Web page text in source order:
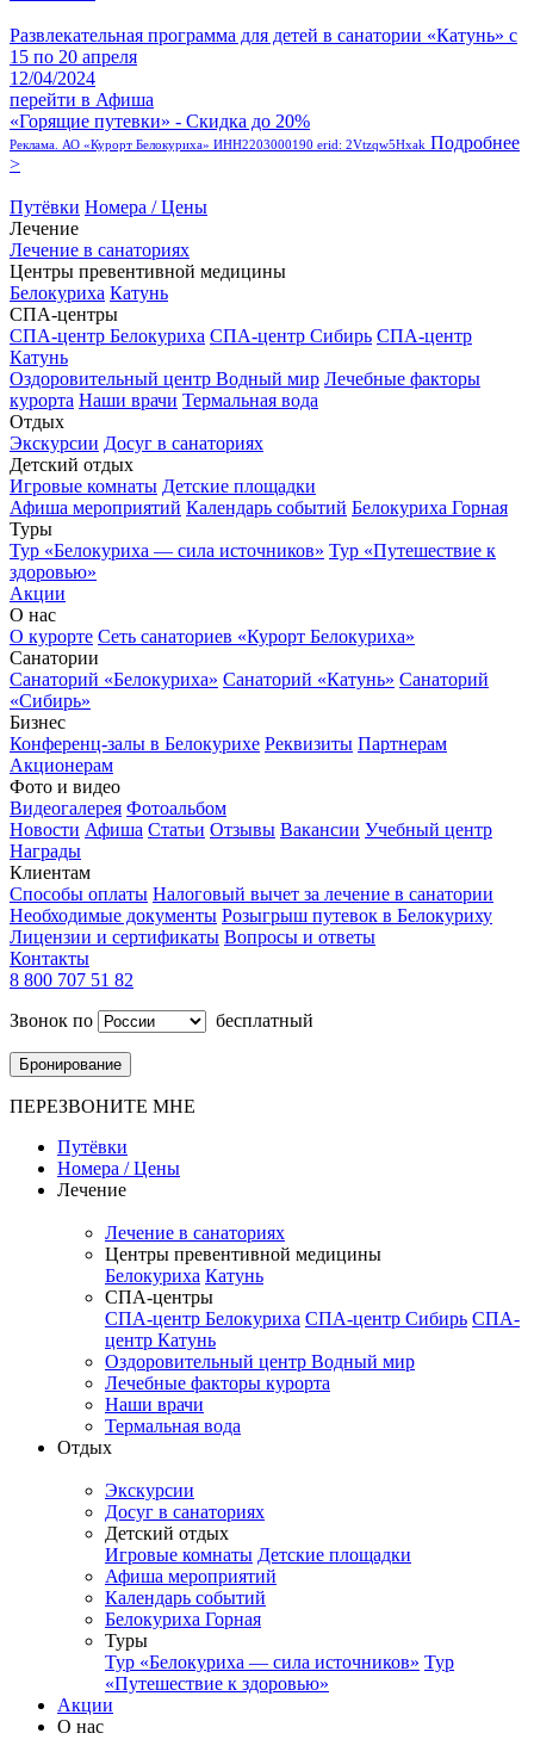
Развлекательная программа для детей в санатории «Катунь» с
15 по 20 апреля
12/04/2024
перейти в Афиша
«Горящие путевки» - Скидка до 20%
Реклама. АО «Курорт Белокуриха» ИНН2203000190 erid: 2Vtzqw5Hxak Подробнее
>
Путёвки Номера / Цены
Лечение
Лечение в санаториях
Центры превентивной медицины
Белокуриха Катунь
СПА-центры
СПА-центр Белокуриха СПА-центр Сибирь СПА-центр
Катунь
Оздоровительный центр Водный мир Лечебные факторы
курорта Наши врачи Термальная вода
Отдых
Экскурсии Досуг в санаториях
Детский отдых
Игровые комнаты Детские площадки
Афиша мероприятий Календарь событий Белокуриха Горная
Туры
Тур «Белокуриха — сила источников» Тур «Путешествие к
здоровью»
Акции
О нас
О курорте Сеть санаториев «Курорт Белокуриха»
Санатории
Санаторий «Белокуриха» Санаторий «Катунь» Санаторий
«Сибирь»
Бизнес
Конференц-залы в Белокурихе Реквизиты Партнерам
Акционерам
Фото и видео
Видеогалерея Фотоальбом
Новости Афиша Статьи Отзывы Вакансии Учебный центр
Награды
Клиентам
Способы оплаты Налоговый вычет за лечение в санатории
Необходимые документы Розыгрыш путевок в Белокуриху
Лицензии и сертификаты Вопросы и ответы
Контакты
8 800 707 51 82
Звонок по
бесплатный
Бронирование
ПЕРЕЗВОНИТЕ МНЕ
Путёвки
Номера / Цены
Лечение
Лечение в санаториях
Центры превентивной медицины
Белокуриха Катунь
СПА-центры
СПА-центр Белокуриха СПА-центр Сибирь СПА-
центр Катунь
Оздоровительный центр Водный мир
Лечебные факторы курорта
Наши врачи
Термальная вода
Отдых
Экскурсии
Досуг в санаториях
Детский отдых
Игровые комнаты Детские площадки
Афиша мероприятий
Календарь событий
Белокуриха Горная
Туры
Тур «Белокуриха — сила источников» Тур
«Путешествие к здоровью»
Акции
О нас